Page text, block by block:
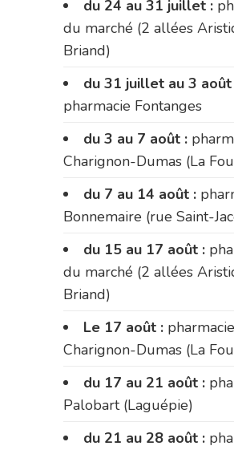
du 24 au 31 juillet :
du marché (2 allées
Briand)
du 31 juillet au 3 août
pharmacie Fontanges
du 3 au 7 août :
Charignon-Dumas (La
du 7 au 14 août :
Bonnemaire (rue Saint-
du 15 au 17 août :
du marché (2 allées
Briand)
Le 17 août : pharmacie
Charignon-Dumas (La
du 17 au 21 août :
Palobart (Laguépie)
du 21 au 28 août :